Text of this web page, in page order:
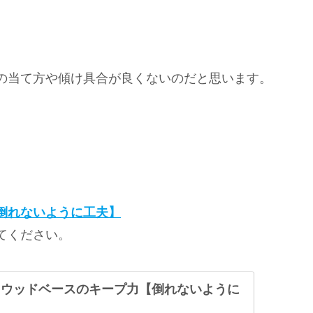
て方や傾け具合が良くないのだと思います。
ないように工夫】
ださい。
ッドベースのキープ力【倒れないように